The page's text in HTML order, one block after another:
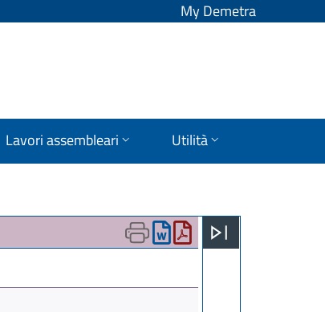
My Demetra
Lavori assembleari Utilità